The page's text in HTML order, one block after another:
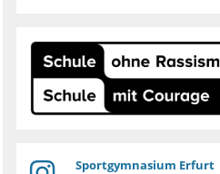
Sportgymnasium Erfurt